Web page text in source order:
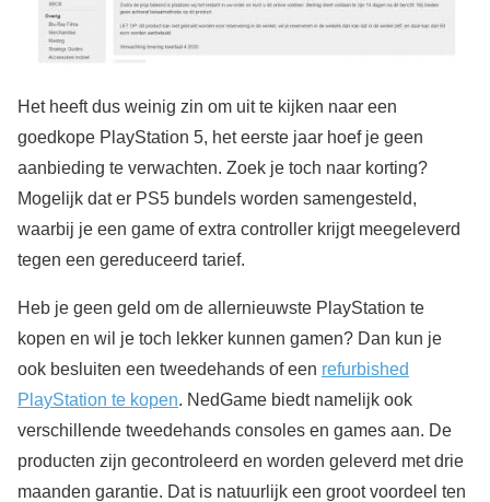
Het heeft dus weinig zin om uit te kijken naar een
goedkope PlayStation 5, het eerste jaar hoef je geen
aanbieding te verwachten. Zoek je toch naar korting?
Mogelijk dat er PS5 bundels worden samengesteld,
waarbij je een game of extra controller krijgt meegeleverd
tegen een gereduceerd tarief.
Heb je geen geld om de allernieuwste PlayStation te
kopen en wil je toch lekker kunnen gamen? Dan kun je
ook besluiten een tweedehands of een refurbished
PlayStation te kopen. NedGame biedt namelijk ook
verschillende tweedehands consoles en games aan. De
producten zijn gecontroleerd en worden geleverd met drie
maanden garantie. Dat is natuurlijk een groot voordeel ten